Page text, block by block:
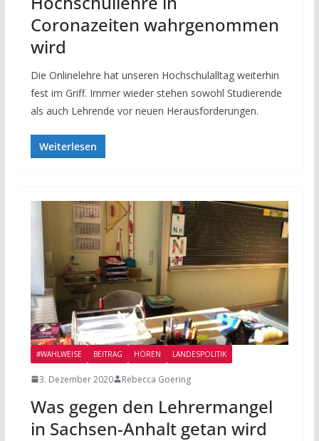
Coronazeiten wahrgenommen
wird
Die Onlinelehre hat unseren Hochschulalltag weiterhin
fest im Griff. Immer wieder stehen sowohl Studierende
als auch Lehrende vor neuen Herausforderungen.
Weiterlesen
#WAHLWEISE BEITRAG HÖREN LANDESPOLITIK
3. Dezember 2020 Rebecca Goering
Was gegen den Lehrermangel
in Sachsen-Anhalt getan wird